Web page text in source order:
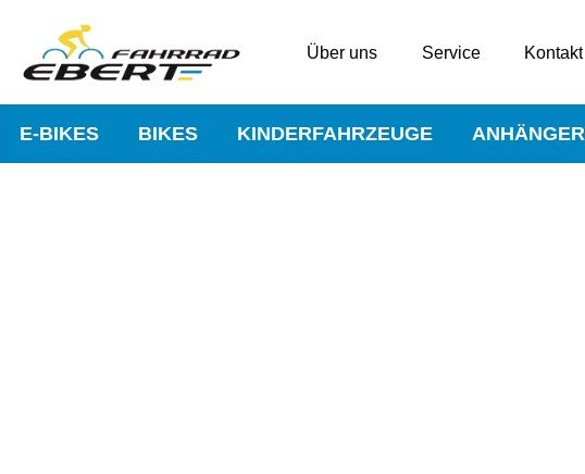
Über uns Service Kontakt
E-BIKES BIKES KINDERFAHRZEUGE ANHÄNGER